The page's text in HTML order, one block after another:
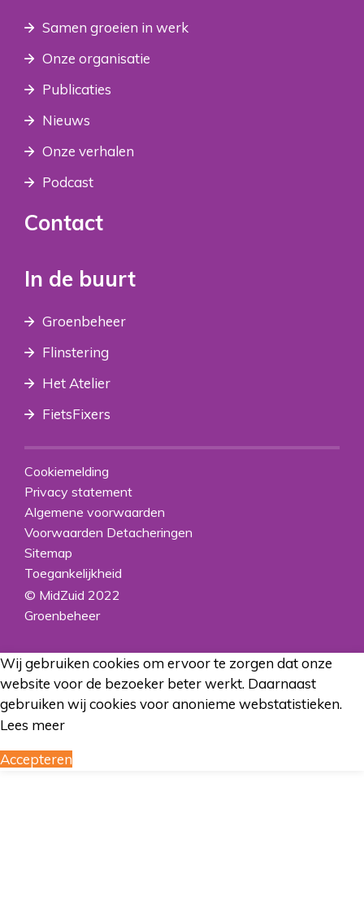
Samen groeien in werk
Onze organisatie
Publicaties
Nieuws
Onze verhalen
Podcast
Contact
In de buurt
Groenbeheer
Flinstering
Het Atelier
FietsFixers
Cookiemelding
Privacy statement
Algemene voorwaarden
Voorwaarden Detacheringen
Sitemap
Toegankelijkheid
© MidZuid 2022
Groenbeheer
Wij gebruiken cookies om ervoor te zorgen dat onze
website voor de bezoeker beter werkt. Daarnaast
gebruiken wij cookies voor anonieme webstatistieken.
Lees meer
Accepteren